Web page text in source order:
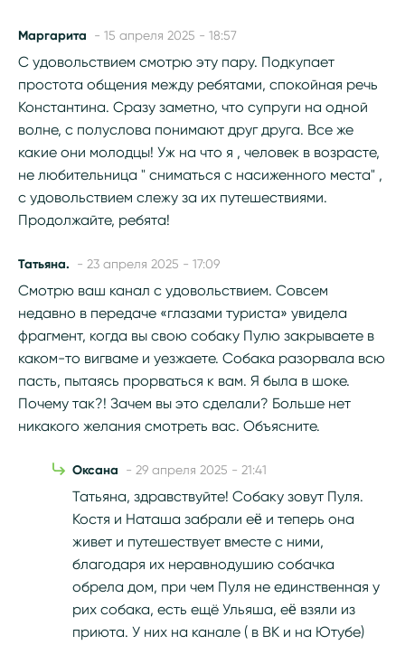
Маргарита - 15 апреля 2025 - 18:57
С удовольствием смотрю эту пару. Подкупает
простота общения между ребятами, спокойная речь
Константина. Сразу заметно, что супруги на одной
волне, с полуслова понимают друг друга. Все же
какие они молодцы! Уж на что я , человек в возрасте,
не любительница " сниматься с насиженного места" ,
с удовольствием слежу за их путешествиями.
Продолжайте, ребята!
Татьяна. - 23 апреля 2025 - 17:09
Смотрю ваш канал с удовольствием. Совсем
недавно в передаче «глазами туриста» увидела
фрагмент, когда вы свою собаку Пулю закрываете в
каком-то вигваме и уезжаете. Собака разорвала всю
пасть, пытаясь прорваться к вам. Я была в шоке.
Почему так?! Зачем вы это сделали? Больше нет
никакого желания смотреть вас. Объясните.
Оксана - 29 апреля 2025 - 21:41
Татьяна, здравствуйте! Собаку зовут Пуля.
Костя и Наташа забрали еë и теперь она
живет и путешествует вместе с ними,
благодаря их неравнодушию собачка
обрела дом, при чем Пуля не единственная у
рих собака, есть ещё Ульяша, еë взяли из
приюта. У них на канале ( в ВК и на Ютубе)